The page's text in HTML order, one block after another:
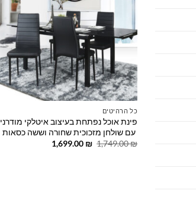
כל הרהיטים
פינת אוכל נפתחת בעיצוב איטלקי מודרני
עם שולחן מזכוכית שחורה וששה כסאות
1,749.00₪
המחיר
1,699.00 ₪